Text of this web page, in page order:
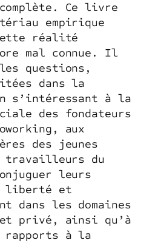
Ce livre
empirique
réalité
mal connue. Il
questions,
dans la
s’intéressant à la
des fondateurs
aux
des jeunes
travailleurs du
leurs
liberté et
dans les domaines
privé, ainsi qu’à
rapports à la